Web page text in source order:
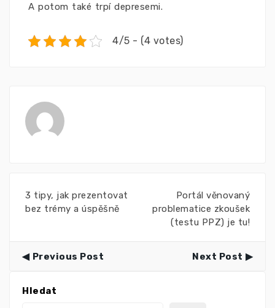
A potom také trpí depresemi.
4/5 - (4 votes)
3 tipy, jak prezentovat
bez trémy a úspěšně
Portál věnovaný
problematice zkoušek
(testu PPZ) je tu!
Previous Post Next Post
Hledat